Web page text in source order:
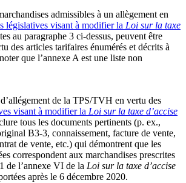
admissibles à un allègement en
législatives visant à modifier la Loi sur la taxe
au paragraphe 3 ci-dessus, peuvent être
des articles tarifaires énumérés et décrits à
que l’annexe A est une liste non
de la TPS/TVH en vertu des
visant à modifier la Loi sur la taxe d’accise
tous les documents pertinents (p. ex.,
B3-3, connaissement, facture de vente,
de vente, etc.) qui démontrent que les
correspondent aux marchandises prescrites
de l’annexe VI de la Loi sur la taxe d’accise
après le 6 décembre 2020.